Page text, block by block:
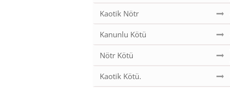
Kaotik Nötr
Kanunlu Kötü
Nötr Kötü
Kaotik Kötü.